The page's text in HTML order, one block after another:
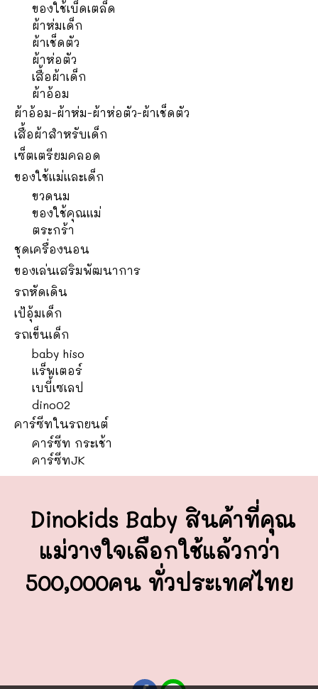
ของใช้เบ็ดเตล็ด
ผ้าห่มเด็ก
ผ้าเช็ดตัว
ผ้าห่อตัว
เสื้อผ้าเด็ก
ผ้าอ้อม
ผ้าอ้อม-ผ้าห่ม-ผ้าห่อตัว-ผ้าเช็ดตัว
เสื้อผ้าสำหรับเด็ก
เซ็ตเตรียมคลอด
ของใช้แม่และเด็ก
ขวดนม
ของใช้คุณแม่
ตระกร้า
ชุดเครื่องนอน
ของเล่นเสริมพัฒนาการ
รถหัดเดิน
เป้อุ้มเด็ก
รถเข็นเด็ก
baby hiso
แร็พเตอร์
เบบี้เซเลป
dino02
คาร์ซีทในรถยนต์
คาร์ซีท กระเช้า
คาร์ซีทJK
Dinokids Baby สินค้าที่คุณ
แม่วางใจเลือกใช้แล้วกว่า
500,000คน ทั่วประเทศไทย